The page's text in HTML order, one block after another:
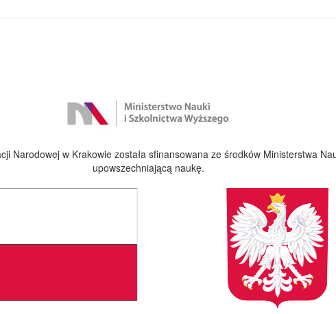
Narodowej w Krakowie została sfinansowana ze środków Ministerstwa
upowszechniającą naukę.